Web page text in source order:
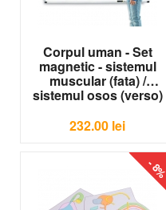
Corpul uman - Set
magnetic - sistemul
muscular (fata) /
sistemul osos (verso)
LER 6044
232.00 lei
- 8%